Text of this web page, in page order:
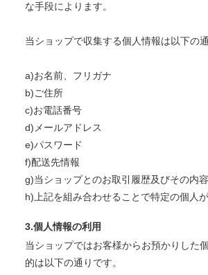
な手段によります。
当ショップで収集する個人情報は以下の通
a)お名前、フリガナ
b)ご住所
c)お電話番号
d)メールアドレス
e)パスワード
f)配送先情報
g)当ショップとのお取引履歴及びその内容
h)上記を組み合わせることで特定の個人
3.個人情報の利用
当ショップではお客様からお預かりした
的は以下の通りです。